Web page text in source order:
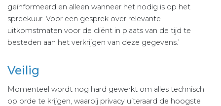
geïnformeerd en alleen wanneer het nodig is op het
spreekuur. Voor een gesprek over relevante
uitkomstmaten voor de cliënt in plaats van de tijd te
besteden aan het verkrijgen van deze gegevens.’
Veilig
Momenteel wordt nog hard gewerkt om alles technisch
op orde te krijgen, waarbij privacy uiteraard de hoogste